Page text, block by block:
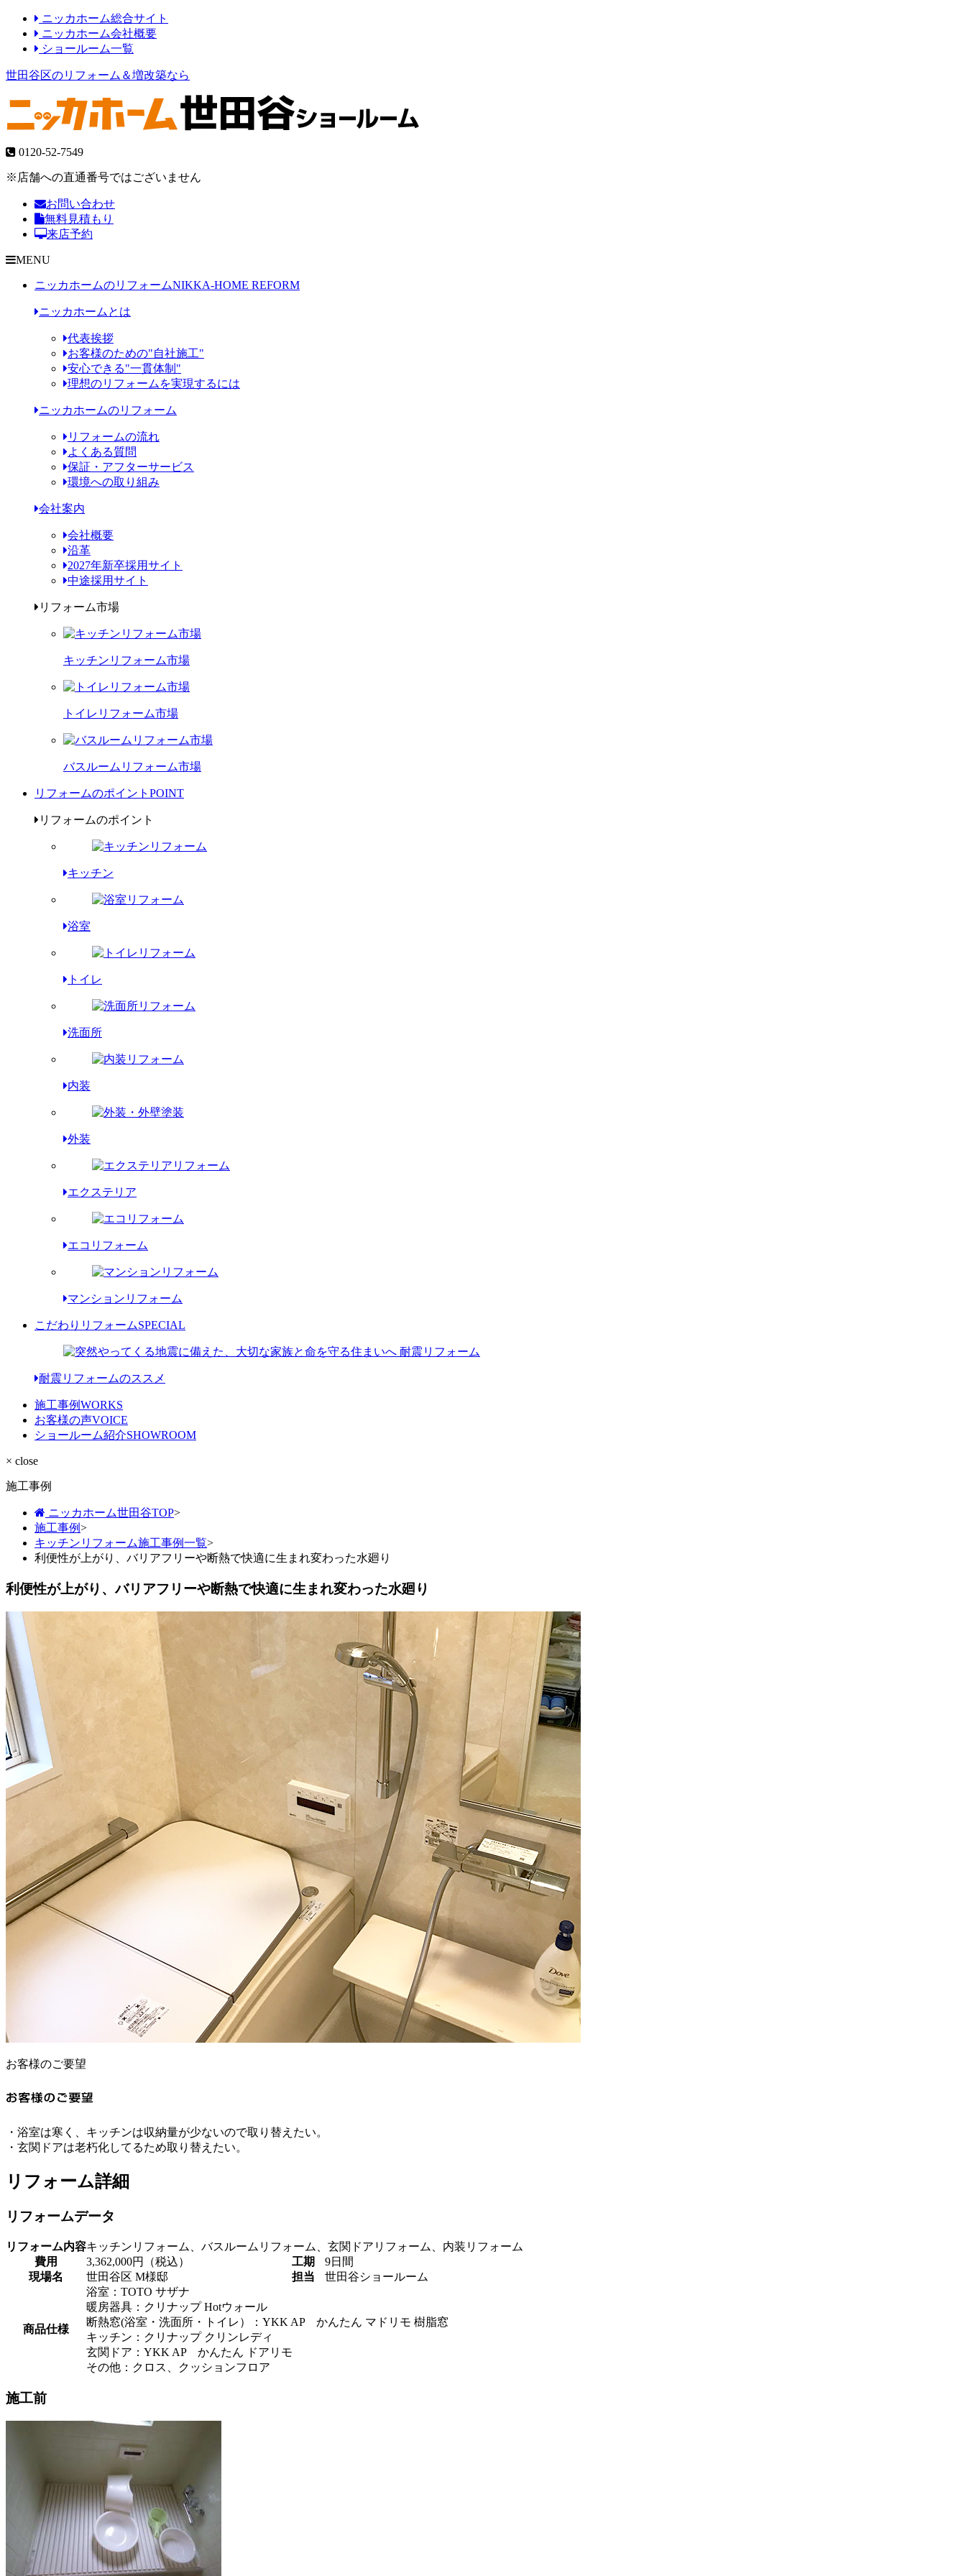
ニッカホーム総合サイト
ニッカホーム会社概要
ショールーム一覧
世田谷区のリフォーム＆増改築なら
0120-52-7549
※店舗への直通番号ではございません
お問い合わせ
無料見積もり
来店予約
MENU
ニッカホームのリフォームNIKKA-HOME REFORM
ニッカホームとは
代表挨拶
お客様のための"自社施工"
安心できる"一貫体制"
理想のリフォームを実現するには
ニッカホームのリフォーム
リフォームの流れ
よくある質問
保証・アフターサービス
環境への取り組み
会社案内
会社概要
沿革
2027年新卒採用サイト
中途採用サイト
リフォーム市場
キッチンリフォーム市場
トイレリフォーム市場
バスルームリフォーム市場
リフォームのポイント POINT
リフォームのポイント
キッチン
浴室
トイレ
洗面所
内装
外装
エクステリア
エコリフォーム
マンションリフォーム
こだわりリフォームSPECIAL
耐震リフォームのススメ
施工事例WORKS
お客様の声VOICE
ショールーム紹介SHOWROOM
× close
施工事例
ニッカホーム世田谷TOP>
施工事例>
キッチンリフォーム施工事例一覧>
利便性が上がり、バリアフリーや断熱で快適に生まれ変わった水廻り
利便性が上がり、バリアフリーや断熱で快適に生まれ変わった水廻り
お客様のご要望
・浴室は寒く、キッチンは収納量が少ないので取り替えたい。
・玄関ドアは老朽化してるため取り替えたい。
リフォーム詳細
リフォームデータ
リフォーム内容キッチンリフォーム、バスルームリフォーム、玄関ドアリフォーム、内装リフォーム
費用
3,362,000円（税込） 工期
9日間
現場名
世田谷区 M様邸 担当 世田谷ショールーム
商品仕様
浴室：TOTO サザナ
暖房器具：クリナップ Hotウォール
断熱窓(浴室・洗面所・トイレ）：YKK AP かんたん マドリモ 樹脂窓
キッチン：クリナップ クリンレディ
玄関ドア：YKK AP かんたん ドアリモ
その他：クロス、クッションフロア
施工前